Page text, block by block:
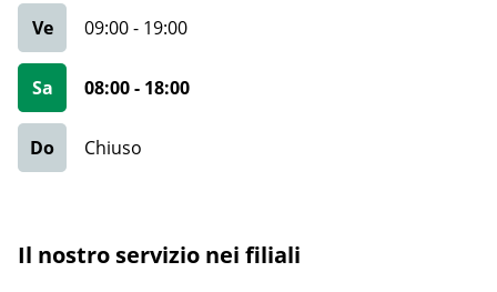
Ve 09:00- 19:00
Sa 08:00- 18:00
Do Chiuso
Il nostro servizio nei filiali